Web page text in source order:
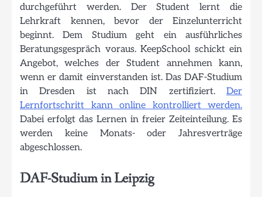
durchgeführt werden. Der Student lernt die
Lehrkraft kennen, bevor der Einzelunterricht
beginnt. Dem Studium geht ein ausführliches
Beratungsgespräch voraus. KeepSchool schickt ein
Angebot, welches der Student annehmen kann,
wenn er damit einverstanden ist. Das DAF-Studium
in Dresden ist nach DIN zertifiziert. Der
Lernfortschritt kann online kontrolliert werden.
Dabei erfolgt das Lernen in freier Zeiteinteilung. Es
werden keine Monats- oder Jahresverträge
abgeschlossen.
DAF-Studium in Leipzig